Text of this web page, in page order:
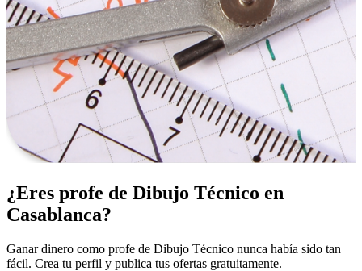
¿Eres profe de Dibujo Técnico en
Casablanca?
Ganar dinero como profe de Dibujo Técnico nunca había sido tan
fácil. Crea tu perfil y publica tus ofertas gratuitamente.